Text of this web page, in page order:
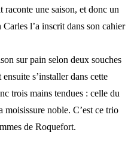
raconte une saison, et donc un
l’a inscrit dans son cahier
sur pain selon deux souches
s’installer dans cette
trois mains tendues : celle du
moisissure noble. C’est ce trio
de Roquefort.